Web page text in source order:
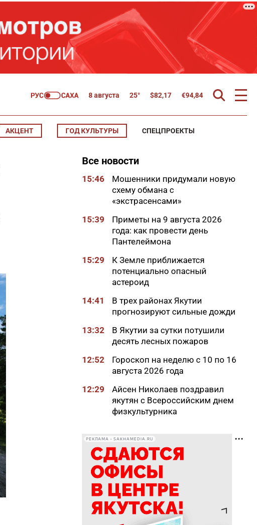
8 августа 25° $82,17 €94,84
АКЦЕНТ ГОД КУЛЬТУРЫ СПЕЦПРОЕКТЫ
Все новости
15:46
Мошенники придумали новую
схему обмана с
«экстрасенсами»
15:39
Приметы на 9 августа 2026
года: как провести день
Пантелеймона
15:29
К Земле приближается
потенциально опасный
астероид
14:41
В трех районах Якутии
прогнозируют сильные дожди
13:32
В Якутии за сутки потушили
десять лесных пожаров
12:52
Гороскоп на неделю с 10 по 16
августа 2026 года
12:29
Айсен Николаев поздравил
якутян с Всероссийским днем
физкультурника
выучить язык и не бросить на
полпути
11:35
Российские школьники будут
учиться по новой программе
11:15
Автодорогу «Анабар» в Якутии
перекрыли из-за лесного
пожара
РЕКЛАМА • SAKHAMEDIA.RU